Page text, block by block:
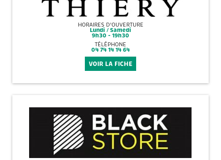
HORAIRES D'OUVERTURE
Lundi / Samedi
9h30 - 19h30
TÉLÉPHONE
04 74 14 14 64
VOIR LA FICHE